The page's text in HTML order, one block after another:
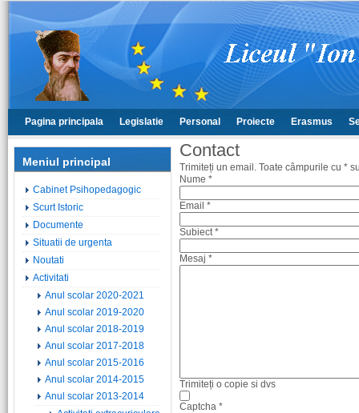
Pagina principala Legislatie Personal Proiecte Erasmus
Meniul principal
Cabinet Psihopedagogic
Scurt Istoric
Documente
Situatii de urgenta
Noutati
Activitati
Anul scolar 2020-2021
Anul scolar 2019-2020
Anul scolar 2018-2019
Anul scolar 2017-2018
Anul scolar 2015-2016
Anul scolar 2014-2015
Anul scolar 2013-2014
Contact
Trimiteți un email. Toate câmpurile cu *
Nume *
Email *
Subiect*
Mesaj *
Trimiteți o copie si dvs
Captcha *